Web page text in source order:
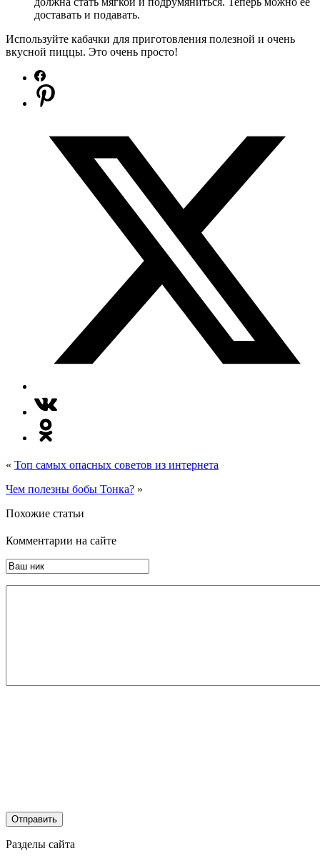
доставать и подавать.
Используйте кабачки для приготовления полезной и очень
вкусной пиццы. Это очень просто!
« Топ самых опасных советов из интернета
Чем полезны бобы Тонка? »
Похожие статьи
Комментарии на сайте
Разделы сайта